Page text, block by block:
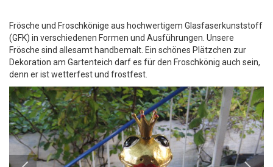
Frösche und Froschkönige aus hochwertigem Glasfaserkunststoff
(GFK) in verschiedenen Formen und Ausführungen. Unsere
Frösche sind allesamt handbemalt. Ein schönes Plätzchen zur
Dekoration am Gartenteich darf es für den Froschkönig auch sein,
denn er ist wetterfest und frostfest.